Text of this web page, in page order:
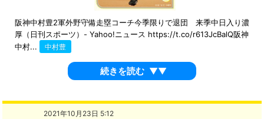
阪神中村豊2軍外野守備走塁コーチ今季限りで退団 来季中日入り濃
厚（日刊スポーツ）- Yahoo!ニュース https://t.co/r613JcBalQ阪神
中村...
中村豊
続きを読む ▼▼
2021年10月23日 5:12